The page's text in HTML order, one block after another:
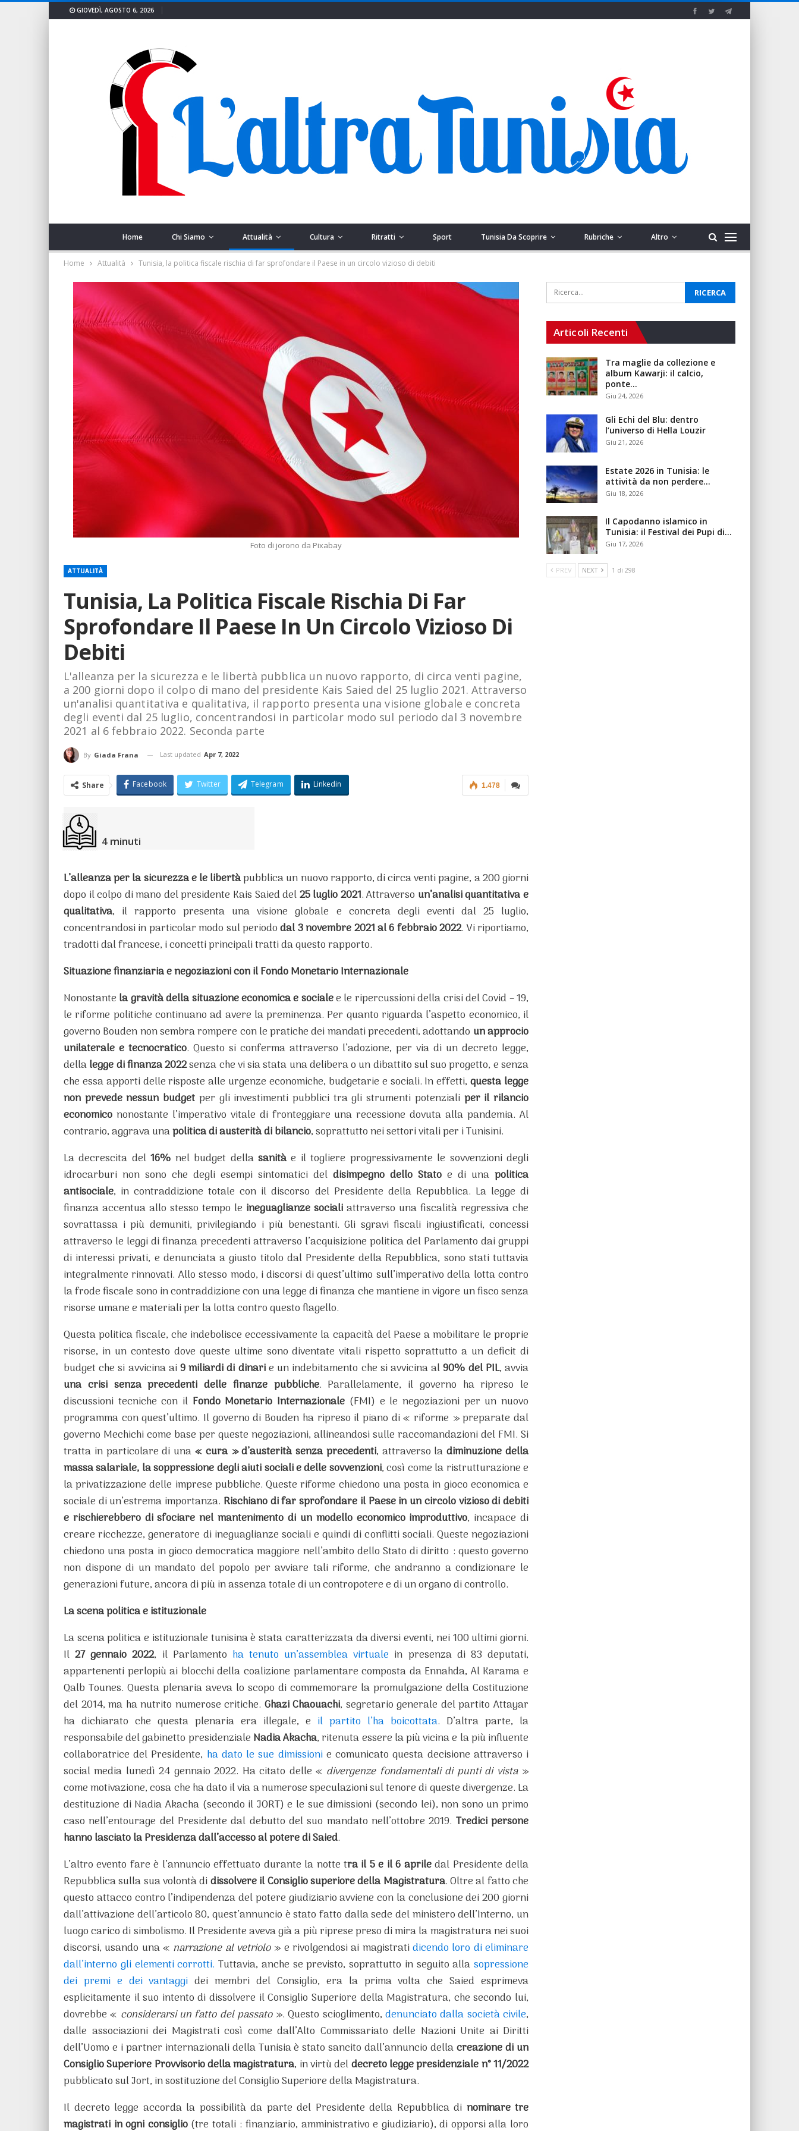
GIOVEDÌ, AGOSTO 6, 2026
Home Chi Siamo Attualità Cultura Ritratti Sport Tunisia Da Scoprire Rubriche Altro
Home Attualità Tunisia, la politica fiscale rischia di far sprofondare il Paese in un circolo vizioso di debiti
Foto di jorono da Pixabay
ATTUALITÀ
Tunisia, La Politica Fiscale Rischia Di Far
Sprofondare Il Paese In Un Circolo Vizioso Di
Debiti
L'alleanza per la sicurezza e le libertà pubblica un nuovo rapporto, di circa venti pagine,
a 200 giorni dopo il colpo di mano del presidente Kais Saied del 25 luglio 2021. Attraverso
un'analisi quantitativa e qualitativa, il rapporto presenta una visione globale e concreta
degli eventi dal 25 luglio, concentrandosi in particolar modo sul periodo dal 3 novembre
2021 al 6 febbraio 2022. Seconda parte
By Giada Frana Last updated Apr 7, 2022
1.478
Share Facebook Twitter Telegram Linkedin
4 minuti
L’alleanza per la sicurezza e le libertàpubblica un nuovo rapporto, di circa venti pagine, a 200 giorni
dopo il colpo di mano del presidente Kais Saied del25 luglio 2021. Attraverso un’analisi quantitativa e
qualitativa, il rapporto presenta una visione globale e concreta degli eventi dal 25 luglio,
concentrandosi in particolar modo sul periododal 3 novembre 2021 al 6 febbraio 2022. Vi riportiamo,
tradotti dal francese, i concetti principali tratti da questo rapporto.
Situazione finanziaria e negoziazioni con il Fondo Monetario Internazionale
Nonostante la gravità della situazione economica e socialee le ripercussioni della crisi del Covid – 19,
le riforme politiche continuano ad avere la preminenza. Per quanto riguarda l’aspetto economico, il
governo Bouden non sembra rompere con le pratiche dei mandati precedenti, adottando un approcio
unilaterale e tecnocratico. Questo si conferma attraverso l’adozione, per via di un decreto legge,
dellalegge di finanza 2022senza che vi sia stata una delibera o un dibattito sul suo progetto, e senza
che essa apporti delle risposte alle urgenze economiche, budgetarie e sociali. In effetti,questa legge
non prevede nessun budget per gli investimenti pubblici tra gli strumenti potenziali per il rilancio
economico nonostante l’imperativo vitale di fronteggiare una recessione dovuta alla pandemia. Al
contrario, aggrava unapolitica di austerità di bilancio, soprattutto nei settori vitali per i Tunisini.
La decrescita del16% nel budget dellasanità e il togliere progressivamente le sovvenzioni degli
idrocarburi non sono che degli esempi sintomatici del disimpegno dello Stato e di una politica
antisociale, in contraddizione totale con il discorso del Presidente della Repubblica. La legge di
finanza accentua allo stesso tempo le ineguaglianze sociali attraverso una fiscalità regressiva che
sovrattassa i più demuniti, privilegiando i più benestanti. Gli sgravi fiscali ingiustificati, concessi
attraverso le leggi di finanza precedenti attraverso l’acquisizione politica del Parlamento dai gruppi
di interessi privati, e denunciata a giusto titolo dal Presidente della Repubblica, sono stati tuttavia
integralmente rinnovati. Allo stesso modo, i discorsi di quest’ultimo sull’imperativo della lotta contro
la frode fiscale sono in contraddizione con una legge di finanza che mantiene in vigore un fisco senza
risorse umane e materiali per la lotta contro questo flagello.
Questa politica fiscale, che indebolisce eccessivamente la capacità del Paese a mobilitare le proprie
risorse, in un contesto dove queste ultime sono diventate vitali rispetto soprattutto a un deficit di
budget che si avvicina ai9 miliardi di dinarie un indebitamento che si avvicina al90% del PIL, avvia
una crisi senza precedenti delle finanze pubbliche. Parallelamente, il governo ha ripreso le
discussioni tecniche con il Fondo Monetario Internazionale (FMI) e le negoziazioni per un nuovo
programma con quest’ultimo. Il governo di Bouden ha ripreso il piano di « riforme » preparate dal
governo Mechichi come base per queste negoziazioni, allineandosi sulle raccomandazioni del FMI. Si
tratta in particolare di una « cura » d’austerità senza precedenti, attraverso ladiminuzione della
massa salariale, la soppressione degli aiuti sociali e delle sovvenzioni, così come la ristrutturazione e
la privatizzazione delle imprese pubbliche. Queste riforme chiedono una posta in gioco economica e
sociale di un’estrema importanza. Rischiano di far sprofondare il Paese in un circolo vizioso di debiti
e rischierebbero di sfociare nel mantenimento di un modello economico improduttivo, incapace di
creare ricchezze, generatore di ineguaglianze sociali e quindi di conflitti sociali. Queste negoziazioni
chiedono una posta in gioco democratica maggiore nell’ambito dello Stato di diritto : questo governo
non dispone di un mandato del popolo per avviare tali riforme, che andranno a condizionare le
generazioni future, ancora di più in assenza totale di un contropotere e di un organo di controllo.
La scena politica e istituzionale
La scena politica e istituzionale tunisina è stata caratterizzata da diversi eventi, nei 100 ultimi giorni.
Il27 gennaio 2022, il Parlamento ha tenuto un’assemblea virtuale in presenza di 83 deputati,
appartenenti perlopiù ai blocchi della coalizione parlamentare composta da Ennahda, Al Karama e
Qalb Tounes. Questa plenaria aveva lo scopo di commemorare la promulgazione della Costituzione
del 2014, ma ha nutrito numerose critiche. Ghazi Chaouachi, segretario generale del partito Attayar
ha dichiarato che questa plenaria era illegale, e il partito l’ha boicottata. D’altra parte, la
responsabile del gabinetto presidenziale Nadia Akacha, ritenuta essere la più vicina e la più influente
collaboratrice del Presidente, ha dato le sue dimissionie comunicato questa decisione attraverso i
social media lunedì 24 gennaio 2022. Ha citato delle « divergenze fondamentali di punti di vista»
come motivazione, cosa che ha dato il via a numerose speculazioni sul tenore di queste divergenze. La
destituzione di Nadia Akacha (secondo il JORT) e le sue dimissioni (secondo lei), non sono un primo
caso nell’entourage del Presidente dal debutto del suo mandato nell’ottobre 2019. Tredici persone
hanno lasciato la Presidenza dall’accesso al potere di Saied.
L’altro evento fare è l’annuncio effettuato durante la notte tra il 5 e il 6 apriledal Presidente della
Repubblica sulla sua volontà didissolvere il Consiglio superiore della Magistratura. Oltre al fatto che
questo attacco contro l’indipendenza del potere giudiziario avviene con la conclusione dei 200 giorni
dall’attivazione dell’articolo 80, quest’annuncio è stato fatto dalla sede del ministero dell’Interno, un
luogo carico di simbolismo. Il Presidente aveva già a più riprese preso di mira la magistratura nei suoi
discorsi, usando una « narrazione al vetriolo» e rivolgendosi ai magistratidicendo loro di eliminare
dall’interno gli elementi corrotti. Tuttavia, anche se previsto, soprattutto in seguito alla sopressione
dei premi e dei vantaggi dei membri del Consiglio, era la prima volta che Saied esprimeva
esplicitamente il suo intento di dissolvere il Consiglio Superiore della Magistratura, che secondo lui,
dovrebbe « considerarsi un fatto del passato ». Questo scioglimento,denunciato dalla società civile,
dalle associazioni dei Magistrati così come dall’Alto Commissariato delle Nazioni Unite ai Diritti
dell’Uomo e i partner internazionali della Tunisia è stato sancito dall’annuncio dellacreazione di un
Consiglio Superiore Provvisorio della magistratura, in virtù deldecreto legge presidenziale n° 11/2022
pubblicato sul Jort, in sostituzione del Consiglio Superiore della Magistratura.
Il decreto legge accorda la possibilità da parte del Presidente della Repubblica di nominare tre
magistrati in ogni consiglio(tre totali : finanziario, amministrativo e giudiziario), di opporsi alla loro
Articoli Recenti
Tra maglie da collezione e
album Kawarji: il calcio,
ponte…
Giu 24, 2026
Gli Echi del Blu: dentro
l’universo di Hella Louzir
Giu 21, 2026
Estate 2026 in Tunisia: le
attività da non perdere…
Giu 18, 2026
Il Capodanno islamico in
Tunisia: il Festival dei Pupi di…
Giu 17, 2026
PREV NEXT 1 di 298